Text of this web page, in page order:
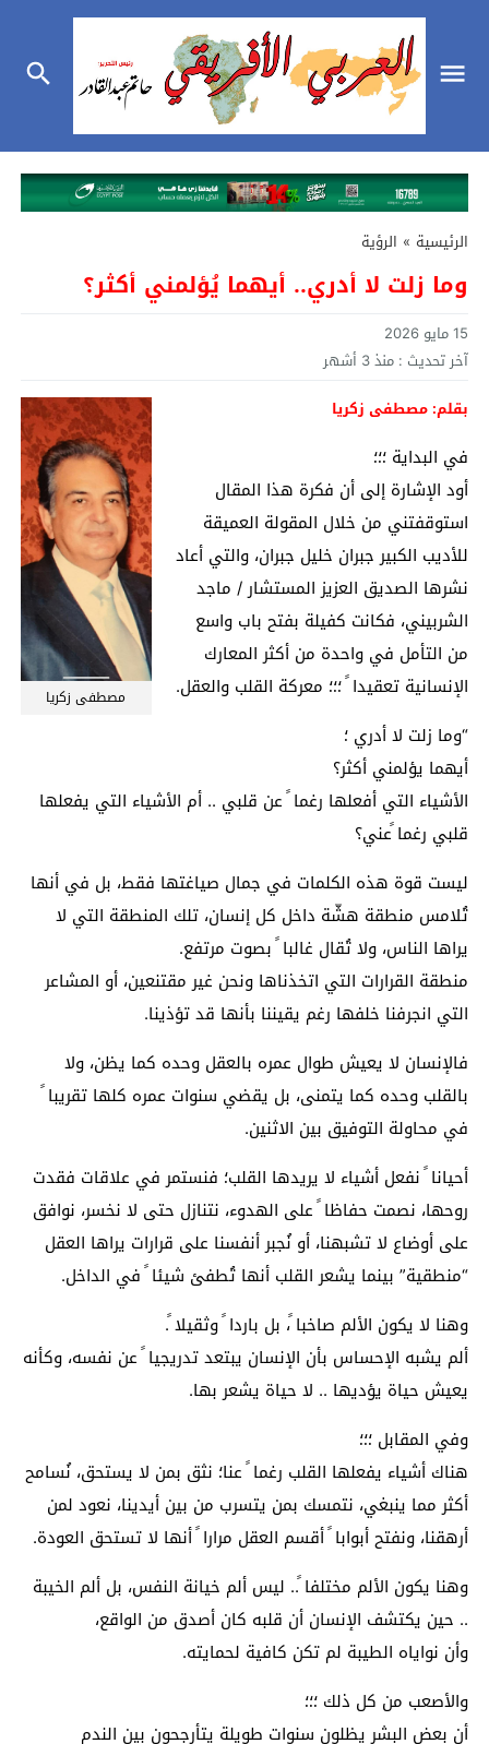
الرئيسية » الرؤية
وما زلت لا أدري.. أيهما يُؤلمني أكثر؟
15 مايو 2026
آخر تحديث : منذ 3 أشهر
مصطفى زكريا
بقلم: مصطفى زكريا
في البداية ؛؛؛
أود الإشارة إلى أن فكرة هذا المقال
استوقفتني من خلال المقولة العميقة
للأديب الكبير جبران خليل جبران، والتي أعاد
نشرها الصديق العزيز المستشار / ماجد
الشربيني، فكانت كفيلة بفتح باب واسع
من التأمل في واحدة من أكثر المعارك
الإنسانية تعقيدا ً ؛؛؛ معركة القلب والعقل.
“وما زلت لا أدري ؛
أيهما يؤلمني أكثر؟
الأشياء التي أفعلها رغما ً عن قلبي .. أم الأشياء التي يفعلها
قلبي رغما ًعني؟
ليست قوة هذه الكلمات في جمال صياغتها فقط، بل في أنها
تُلامس منطقة هشّة داخل كل إنسان، تلك المنطقة التي لا
يراها الناس، ولا تُقال غالبا ً بصوت مرتفع.
منطقة القرارات التي اتخذناها ونحن غير مقتنعين، أو المشاعر
التي انجرفنا خلفها رغم يقيننا بأنها قد تؤذينا.
فالإنسان لا يعيش طوال عمره بالعقل وحده كما يظن، ولا
بالقلب وحده كما يتمنى، بل يقضي سنوات عمره كلها تقريبا ً
في محاولة التوفيق بين الاثنين.
أحيانا ً نفعل أشياء لا يريدها القلب؛ فنستمر في علاقات فقدت
روحها، نصمت حفاظا ً على الهدوء، نتنازل حتى لا نخسر، نوافق
على أوضاع لا تشبهنا، أو نُجبر أنفسنا على قرارات يراها العقل
“منطقية” بينما يشعر القلب أنها تُطفئ شيئا ً في الداخل.
وهنا لا يكون الألم صاخبا ً، بل باردا ً وثقيلا ً.
ألم يشبه الإحساس بأن الإنسان يبتعد تدريجيا ً عن نفسه، وكأنه
يعيش حياة يؤديها .. لا حياة يشعر بها.
وفي المقابل ؛؛؛
هناك أشياء يفعلها القلب رغما ً عنا؛ نثق بمن لا يستحق، نُسامح
أكثر مما ينبغي، نتمسك بمن يتسرب من بين أيدينا، نعود لمن
أرهقنا، ونفتح أبوابا ً أقسم العقل مرارا ً أنها لا تستحق العودة.
وهنا يكون الألم مختلفا ً.. ليس ألم خيانة النفس، بل ألم الخيبة
.. حين يكتشف الإنسان أن قلبه كان أصدق من الواقع،
وأن نواياه الطيبة لم تكن كافية لحمايته.
والأصعب من كل ذلك ؛؛؛
أن بعض البشر يظلون سنوات طويلة يتأرجحون بين الندم